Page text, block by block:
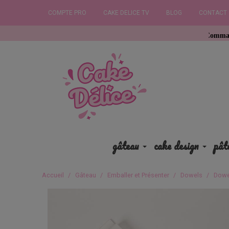
COMPTE PRO CAKE DELICE TV BLOG CONTACT
Commandez
gâteau cake design
Accueil Gâteau Emballer et Présenter Dowels